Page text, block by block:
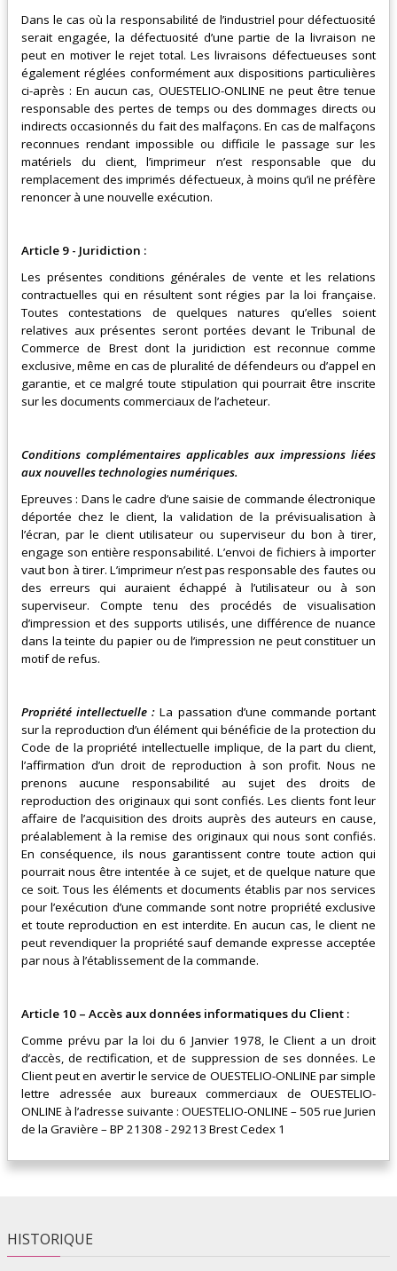
Dans le cas où la responsabilité de l’industriel pour défectuosité
serait engagée, la défectuosité d’une partie de la livraison ne
peut en motiver le rejet total. Les livraisons défectueuses sont
également réglées conformément aux dispositions particulières
ci-après : En aucun cas, OUESTELIO-ONLINEne peut être tenue
responsable des pertes de temps ou des dommages directs ou
indirects occasionnés du fait des malfaçons. En cas de malfaçons
reconnues rendant impossible ou difficile le passage sur les
matériels du client, l’imprimeur n’est responsable que du
remplacement des imprimés défectueux, à moins qu’il ne préfère
renoncer à une nouvelle exécution.
Article 9 - Juridiction :
Les présentes conditions générales de vente et les relations
contractuelles qui en résultent sont régies par la loi française.
Toutes contestations de quelques natures qu’elles soient
relatives aux présentes seront portées devant le Tribunal de
Commerce de Brest dont la juridiction est reconnue comme
exclusive, même en cas de pluralité de défendeurs ou d’appel en
garantie, et ce malgré toute stipulation qui pourrait être inscrite
sur les documents commerciaux de l’acheteur.
Conditions complémentaires applicables aux impressions liées
aux nouvelles technologies numériques.
Epreuves : Dans le cadre d’une saisie de commande électronique
déportée chez le client, la validation de la prévisualisation à
l’écran, par le client utilisateur ou superviseur du bon à tirer,
engage son entière responsabilité. L’envoi de fichiers à importer
vaut bon à tirer. L’imprimeur n’est pas responsable des fautes ou
des erreurs qui auraient échappé à l’utilisateur ou à son
superviseur. Compte tenu des procédés de visualisation
d’impression et des supports utilisés, une différence de nuance
dans la teinte du papier ou de l’impression ne peut constituer un
motif de refus.
Propriété intellectuelle : La passation d’une commande portant
sur la reproduction d’un élément qui bénéficie de la protection du
Code de la propriété intellectuelle implique, de la part du client,
l’affirmation d’un droit de reproduction à son profit. Nous ne
prenons aucune responsabilité au sujet des droits de
reproduction des originaux qui sont confiés. Les clients font leur
affaire de l’acquisition des droits auprès des auteurs en cause,
préalablement à la remise des originaux qui nous sont confiés.
En conséquence, ils nous garantissent contre toute action qui
pourrait nous être intentée à ce sujet, et de quelque nature que
ce soit. Tous les éléments et documents établis par nos services
pour l’exécution d’une commande sont notre propriété exclusive
et toute reproduction en est interdite. En aucun cas, le client ne
peut revendiquer la propriété sauf demande expresse acceptée
par nous à l’établissement de la commande.
Article 10 – Accès aux données informatiques du Client :
Comme prévu par la loi du 6 Janvier 1978, le Client a un droit
d’accès, de rectification, et de suppression de ses données. Le
Client peut en avertir le service de OUESTELIO-ONLINEpar simple
lettre adressée aux bureaux commerciaux de OUESTELIO-
ONLINE à l’adresse suivante : OUESTELIO-ONLINE– 505 rue Jurien
de la Gravière – BP 21308 - 29213 Brest Cedex 1
HISTORIQUE